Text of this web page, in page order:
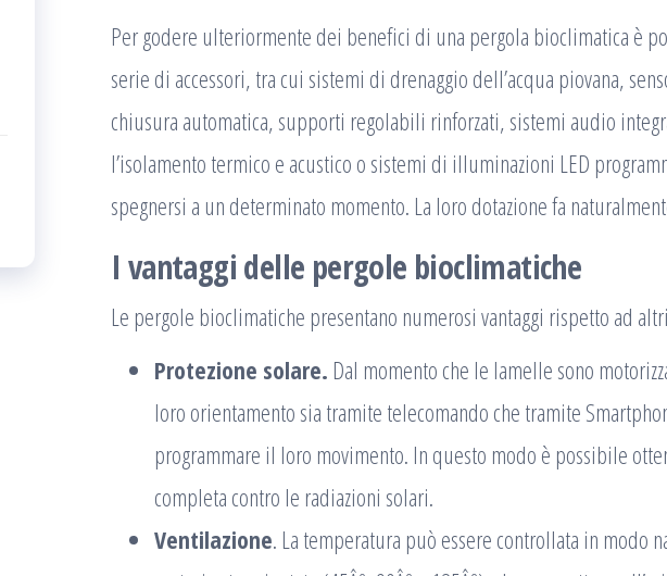
Per godere ulteriormente dei benefici di una pergola bioclimatica è
serie di accessori, tra cui sistemi di drenaggio dell’acqua piovana,
chiusura automatica, supporti regolabili rinforzati, sistemi audio
l’isolamento termico e acustico o sistemi di illuminazioni LED
spegnersi a un determinato momento. La loro dotazione fa
I vantaggi delle pergole bioclimatiche
Le pergole bioclimatiche presentano numerosi vantaggi rispetto ad
Protezione solare. Dal momento che le lamelle sono
loro orientamento sia tramite telecomando che tramite
programmare il loro movimento. In questo modo è possibile
completa contro le radiazioni solari.
Ventilazione. La temperatura può essere controllata in modo